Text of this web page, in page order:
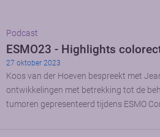
Podcast
ESMO23 - Highlights
27 oktober 2023
Koos van der Hoeven bespreekt met
ontwikkelingen met betrekking tot de
tumoren gepresenteerd tijdens ESMO